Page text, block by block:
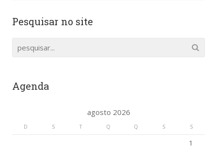
Pesquisar no site
Agenda
agosto 2026
D S T Q Q S S
1